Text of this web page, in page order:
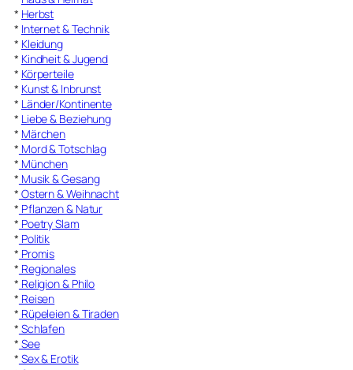
* Herbst
* Internet & Technik
* Kleidung
* Kindheit & Jugend
* Körperteile
* Kunst & Inbrunst
* Länder/Kontinente
* Liebe & Beziehung
* Märchen
* Mord & Totschlag
* München
* Musik & Gesang
* Ostern & Weihnacht
* Pflanzen & Natur
* Poetry Slam
* Politik
* Promis
* Regionales
* Religion & Philo
* Reisen
* Rüpeleien & Tiraden
* Schlafen
* See
* Sex & Erotik